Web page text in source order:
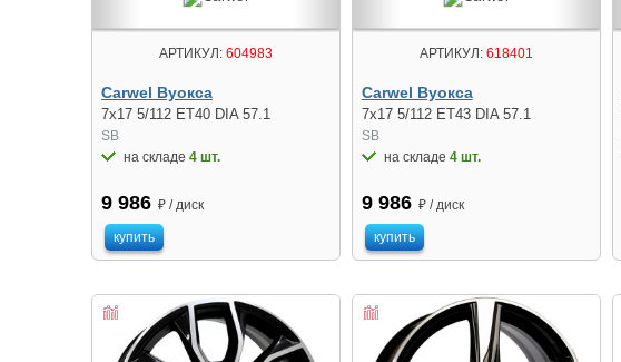
АРТИКУЛ:604983
Carwel Вуокса
7x17 5/112 ET40 DIA 57.1
SB
на складе 4 шт.
9 986 ₽ / диск
купить
АРТИКУЛ:618401
Carwel Вуокса
7x17 5/112 ET43 DIA 57.1
SB
на складе 4 шт.
9 986 ₽ / диск
купить